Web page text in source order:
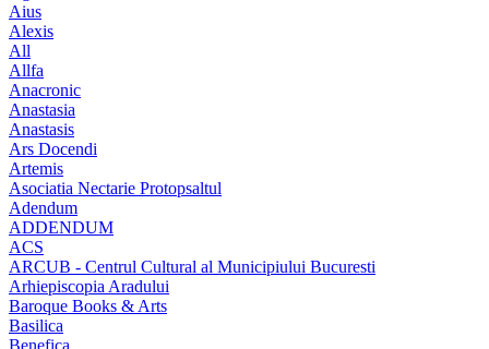
Aius
Alexis
All
Allfa
Anacronic
Anastasia
Anastasis
Ars Docendi
Artemis
Asociatia Nectarie Protopsaltul
Adendum
ADDENDUM
ACS
ARCUB - Centrul Cultural al Municipiului Bucuresti
Arhiepiscopia Aradului
Baroque Books & Arts
Basilica
Benefica